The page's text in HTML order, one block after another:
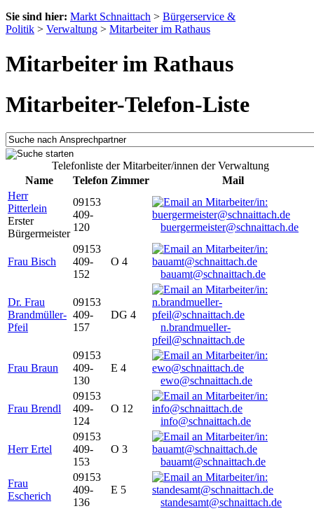
Sie sind hier: Markt Schnaittach > Bürgerservice &
Politik > Verwaltung > Mitarbeiter im Rathaus
Mitarbeiter im Rathaus
Mitarbeiter-Telefon-Liste
Telefonliste der Mitarbeiter/innen der Verwaltung
Name
Telefon Zimmer
Mail
Herr
Pitterlein
Erster
Bürgermeister
09153
409-
120
buergermeister@schnaittach.de
Frau Bisch
09153
409-
152
O 4
bauamt@schnaittach.de
Dr. Frau
Brandmüller-
Pfeil
09153
409-
157
DG 4
n.brandmueller-
pfeil@schnaittach.de
Frau Braun
09153
409-
130
E 4
ewo@schnaittach.de
Frau Brendl
09153
409-
124
O 12
info@schnaittach.de
Herr Ertel
09153
409-
153
O 3
bauamt@schnaittach.de
Frau
Escherich
09153
409-
136
E 5
standesamt@schnaittach.de